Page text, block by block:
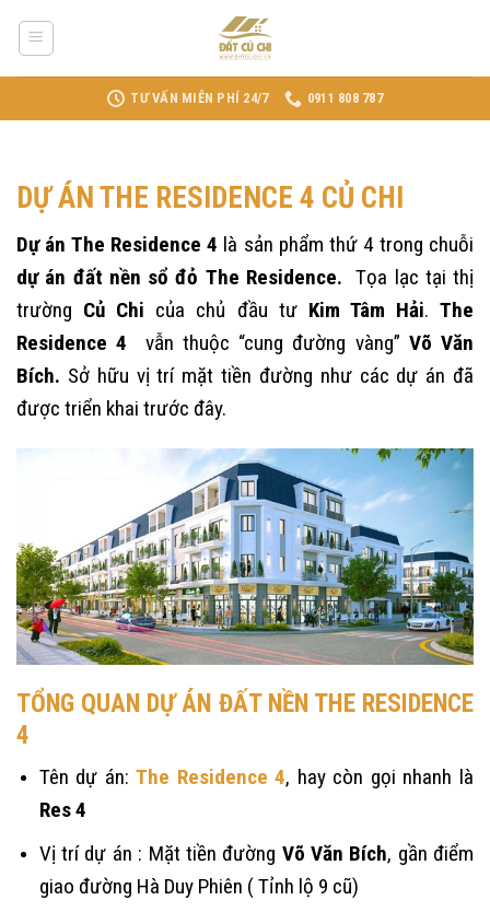
TƯ VẤN MIỄN PHÍ 24/7 0911 808 787
DỰ ÁN THE RESIDENCE 4 CỦ CHI
Dự án The Residence 4 là sản phẩm thứ 4 trong chuỗi
dự án đất nền sổ đỏ The Residence. Tọa lạc tại thị
trường Củ Chi của chủ đầu tư Kim Tâm Hải.The
Residence 4 vẫn thuộc “cung đường vàng” Võ Văn
Bích. Sở hữu vị trí mặt tiền đường như các dự án đã
được triển khai trước đây.
TỔNG QUAN DỰ ÁN ĐẤT NỀN THE RESIDENCE
4
Tên dự án:The Residence 4, hay còn gọi nhanh là
Res 4
Vị trí dự án : Mặt tiền đường Võ Văn Bích, gần điểm
giao đường Hà Duy Phiên ( Tỉnh lộ 9 cũ)